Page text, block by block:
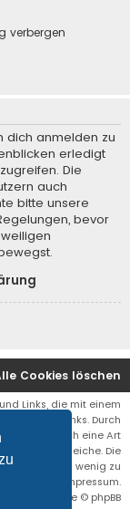
verbergen
dich anmelden zu
erledigt
Die
auch
bitte unsere
bevor
Cookies löschen
Links, die mit einem
Affiliate Links. Durch
erhälte ich eine Art
Preis der gleiche. Die
Webseite ein wenig zu
auch das Impressum.
Forum Software © phpBB